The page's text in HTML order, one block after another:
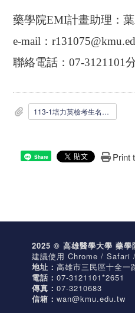
藥學院EMI計畫助理：
e-mail ：
聯絡電話：07-3121101
113-1培力英檢考生名單_1015公告_.pdf
Share Print
2025 © 高雄醫學大學 藥學
建議使用 Chrome / Safari
地址： 高雄市三民區十全一
電話： 07-3121101*2651
傳真： 07-3210683
信箱： wan@kmu.edu.tw